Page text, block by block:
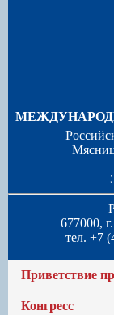
677000,
тел. +7
Приветствие
Конгресс